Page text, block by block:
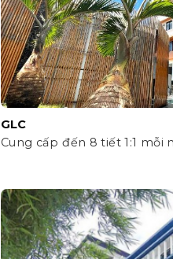
GLC
Cung cấp đến 8 tiết 1:1 mỗi